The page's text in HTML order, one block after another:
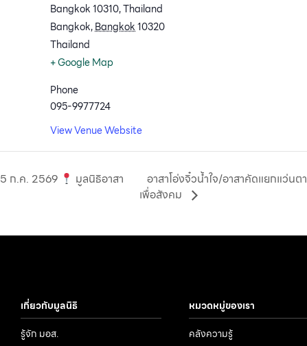
Bangkok 10310, Thailand
Bangkok,Bangkok10320
Thailand
+ Google Map
Phone
095-9977724
View Venue Website
5 ก.ค. 2569
มูลนิธิอาสา
อาสาโอ่งจิ๋วน้ำใจ/อาสาคัดแยกแว่นตา
เพื่อสังคม
เกี่ยวกับมูลนิธิ
รู้จัก มอส.
หมวดหมู่ของเรา
คลังความรู้